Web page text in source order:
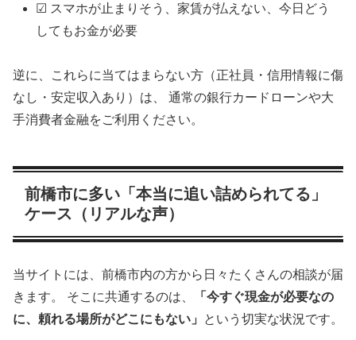
☑ スマホが止まりそう、家賃が払えない、今日どう
してもお金が必要
逆に、これらに当てはまらない方（正社員・信用情報に傷
なし・安定収入あり）は、 通常の銀行カードローンや大
手消費者金融をご利用ください。
前橋市に多い「本当に追い詰められてる」
ケース（リアルな声）
当サイトには、前橋市内の方から日々たくさんの相談が届
きます。 そこに共通するのは、
「今すぐ現金が必要なの
に、頼れる場所がどこにもない」
という切実な状況です。